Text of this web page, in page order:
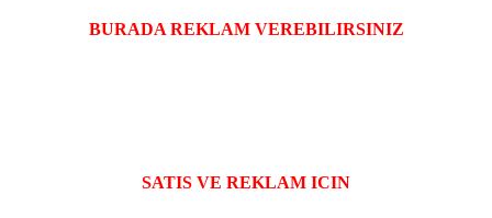
BURADA REKLAM VEREBILIRSINIZ
SATIS VE REKLAM ICIN